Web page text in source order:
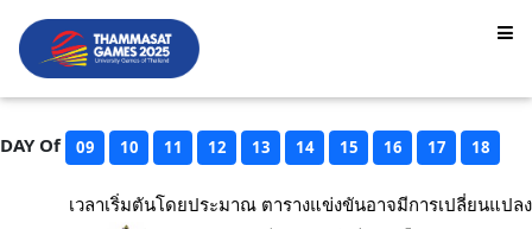
DAY Of 09 10 11 12 13 14 15 16 17 18
เวลาเริ่มตันโดยประมาณ ตารางแข่งขันอาจมีการเปลี่ยนแปลง